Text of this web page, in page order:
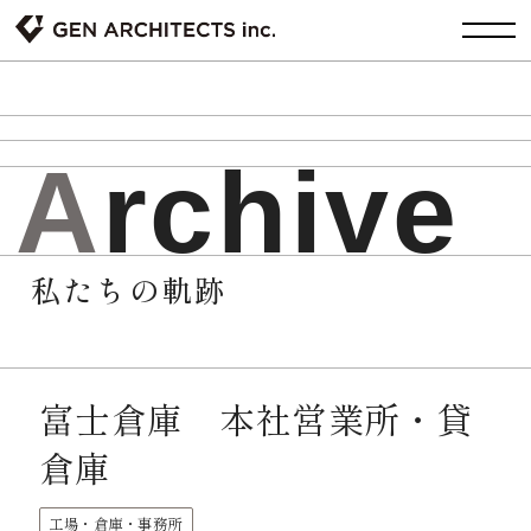
Archive
私たちの軌跡
富士倉庫 本社営業所・貸
倉庫
工場・倉庫・事務所